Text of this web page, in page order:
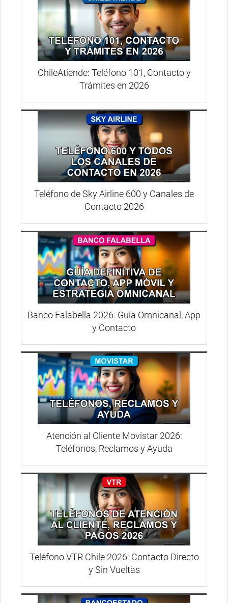
ChileAtiende: Teléfono 101, Contacto y
Trámites en 2026
Teléfono de Sky Airline 600 y Canales de
Contacto 2026
Banco Falabella 2026: Guía Omnicanal, App
y Contacto
Atención al Cliente Movistar 2026:
Teléfonos, Reclamos y Ayuda
Teléfono VTR Chile 2026: Contacto Directo
y Sin Vueltas